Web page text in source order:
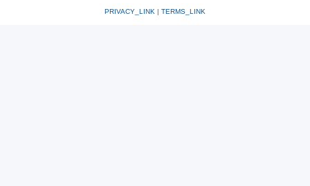
PRIVACY_LINK | TERMS_LINK